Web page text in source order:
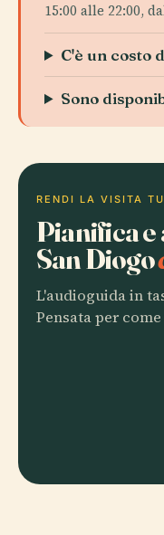
15:00 alle 22:00,
C'è un costo
Sono
RENDI LA VISITA
Pianifica e
San Diogo
L'audioguida in
Pensata per